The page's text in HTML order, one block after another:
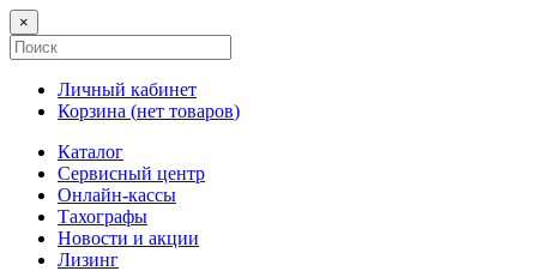
×
Личный кабинет
Корзина (нет товаров)
Каталог
Сервисный центр
Онлайн-кассы
Тахографы
Новости и акции
Лизинг